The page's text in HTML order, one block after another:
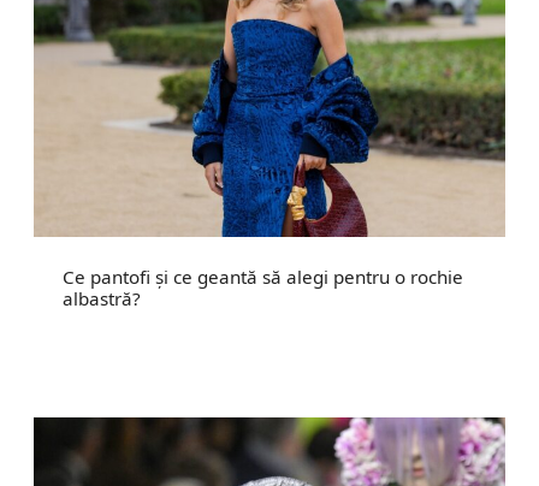
Ce pantofi și ce geantă să alegi pentru o rochie
albastră?